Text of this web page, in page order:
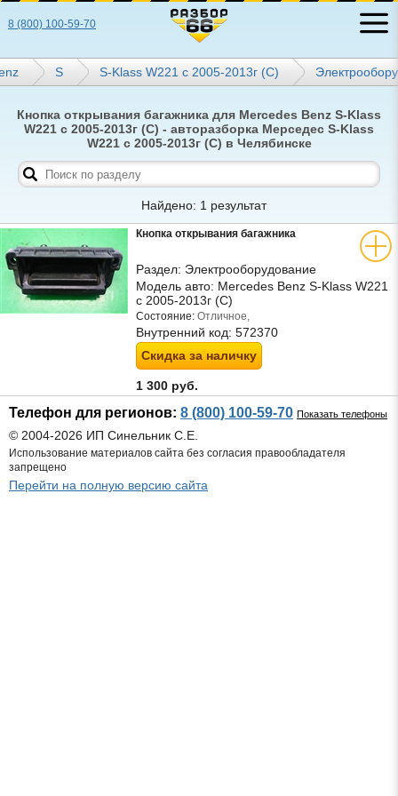
8 (800) 100-59-70
S S-Klass W221 с 2005-2013г (С)
Кнопка открывания багажника для Mercedes Benz S-Klass
W221 с 2005-2013г (С) - авторазборка Мерседес S-Klass
W221 с 2005-2013г (С) в Челябинске
Найдено: 1 результат
Кнопка открывания багажника
Раздел: Электрооборудование
Модель авто: Mercedes Benz S-Klass W221
с 2005-2013г (С)
Состояние: Отличное,
Внутренний код: 572370
Скидка за наличку
1 300 руб.
Телефон для регионов: 8 (800) 100-59-70 Показать телефоны
© 2004-2026 ИП Синельник С.Е.
Использование материалов сайта без согласия правообладателя
запрещено
Перейти на полную версию сайта